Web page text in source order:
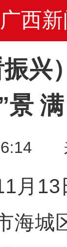
西新
振
景
13
海城